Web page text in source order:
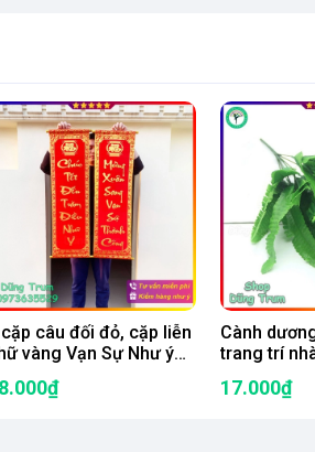
câu đối đỏ, cặp liễn
vàng Vạn Sự Như ý
Tết Đến Trăm Điều
Ý - Mừng Xuân Sang
Cành
trang trí
quán
17.000₫